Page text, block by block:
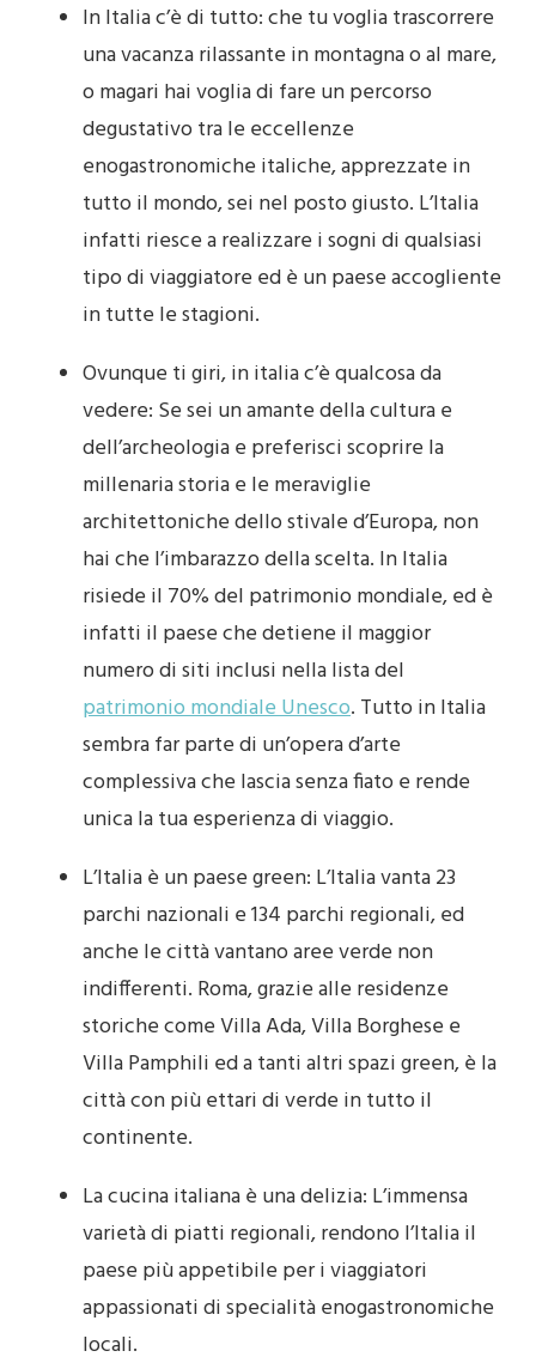
In Italia c’è di tutto: che tu voglia trascorrere
una vacanza rilassante in montagna o al mare,
o magari hai voglia di fare un percorso
degustativo tra le eccellenze
enogastronomiche italiche, apprezzate in
tutto il mondo, sei nel posto giusto. L’Italia
infatti riesce a realizzare i sogni di qualsiasi
tipo di viaggiatore ed è un paese accogliente
in tutte le stagioni.
Ovunque ti giri, in italia c’è qualcosa da
vedere: Se sei un amante della cultura e
dell’archeologia e preferisci scoprire la
millenaria storia e le meraviglie
architettoniche dello stivale d’Europa, non
hai che l’imbarazzo della scelta. In Italia
risiede il 70% del patrimonio mondiale, ed è
infatti il paese che detiene il maggior
numero di siti inclusi nella lista del
patrimonio mondiale Unesco. Tutto in Italia
sembra far parte di un’opera d’arte
complessiva che lascia senza fiato e rende
unica la tua esperienza di viaggio.
L’Italia è un paese green: L’Italia vanta 23
parchi nazionali e 134 parchi regionali, ed
anche le città vantano aree verde non
indifferenti. Roma, grazie alle residenze
storiche come Villa Ada, Villa Borghese e
Villa Pamphili ed a tanti altri spazi green, è la
città con più ettari di verde in tutto il
continente.
La cucina italiana è una delizia: L’immensa
varietà di piatti regionali, rendono l’Italia il
paese più appetibile per i viaggiatori
appassionati di specialità enogastronomiche
locali.